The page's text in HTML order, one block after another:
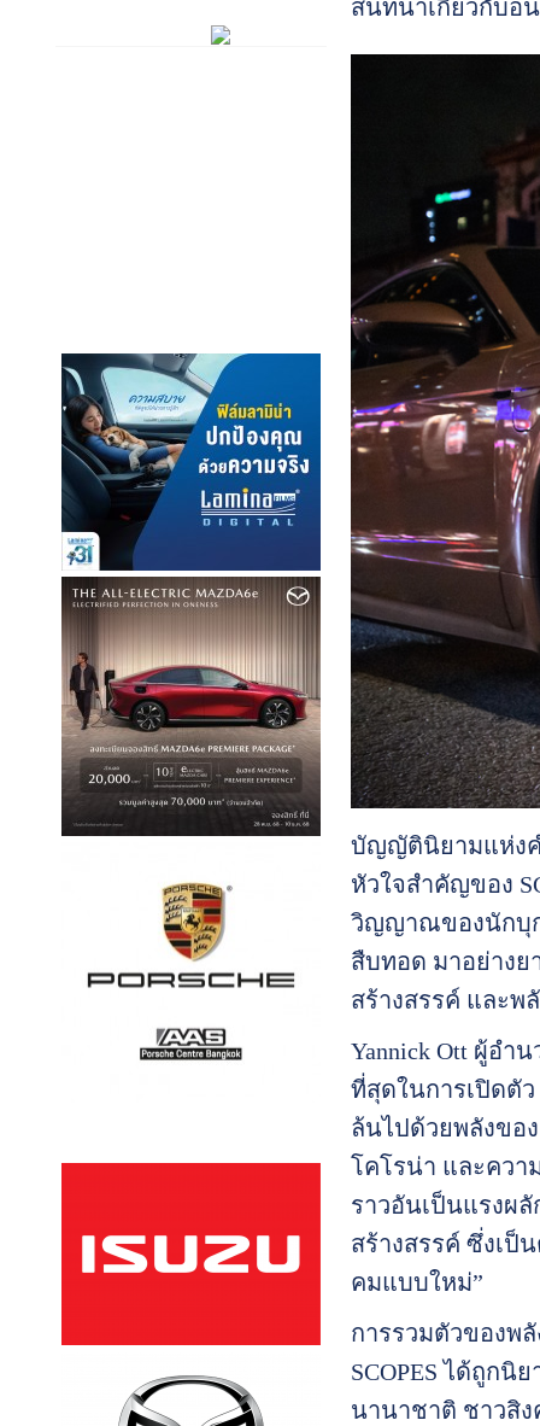
สนทนาเกี่ยวกับอ
บัญญัตินิยามแห่งค
หัวใจสำคัญของ
วิญญาณของนักบุก
สืบทอด มาอย่างย
สร้างสรรค์ และพ
Yannick Ott ผู้อำ
ที่สุดในการเปิดตั
ล้นไปด้วยพลังขอ
โคโรน่า และควา
ราวอันเป็นแรงผ
สร้างสรรค์ ซึ่งเป็
คมแบบใหม่”
การรวมตัวของพ
SCOPES ได้ถูกนิ
นานาชาติ ชาวสิ